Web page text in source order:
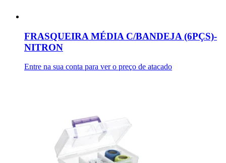
FRASQUEIRA MÉDIA C/BANDEJA (6PÇS)-
NITRON
Entre na sua conta para ver o preço de atacado